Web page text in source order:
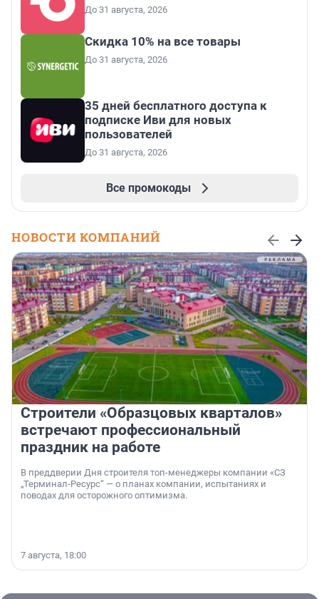
До 31 августа, 2026
Скидка 10% на все товары
До 31 августа, 2026
35 дней бесплатного доступа к
подписке Иви для новых
пользователей
До 31 августа, 2026
Все промокоды
НОВОСТИ КОМПАНИЙ
Строители «Образцовых кварталов»
встречают профессиональный
праздник на работе
В преддверии Дня строителя топ-менеджеры компании «СЗ
„Терминал-Ресурс“ — о планах компании, испытаниях и
поводах для осторожного оптимизма.
7 августа, 18:00